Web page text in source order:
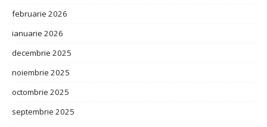
februarie 2026
ianuarie 2026
decembrie 2025
noiembrie 2025
octombrie 2025
septembrie 2025